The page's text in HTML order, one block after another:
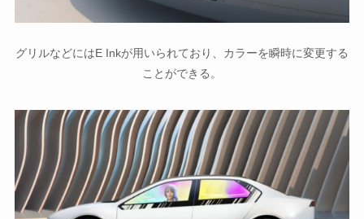
グリルなどにはE Inkが用いられており、カラーを瞬時に変更する
ことができる。